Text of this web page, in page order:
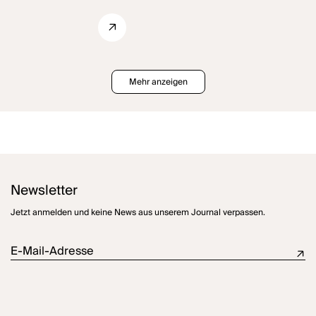
Mehr anzeigen
Newsletter
Jetzt anmelden und keine News aus unserem Journal verpassen.
E-Mail-Adresse